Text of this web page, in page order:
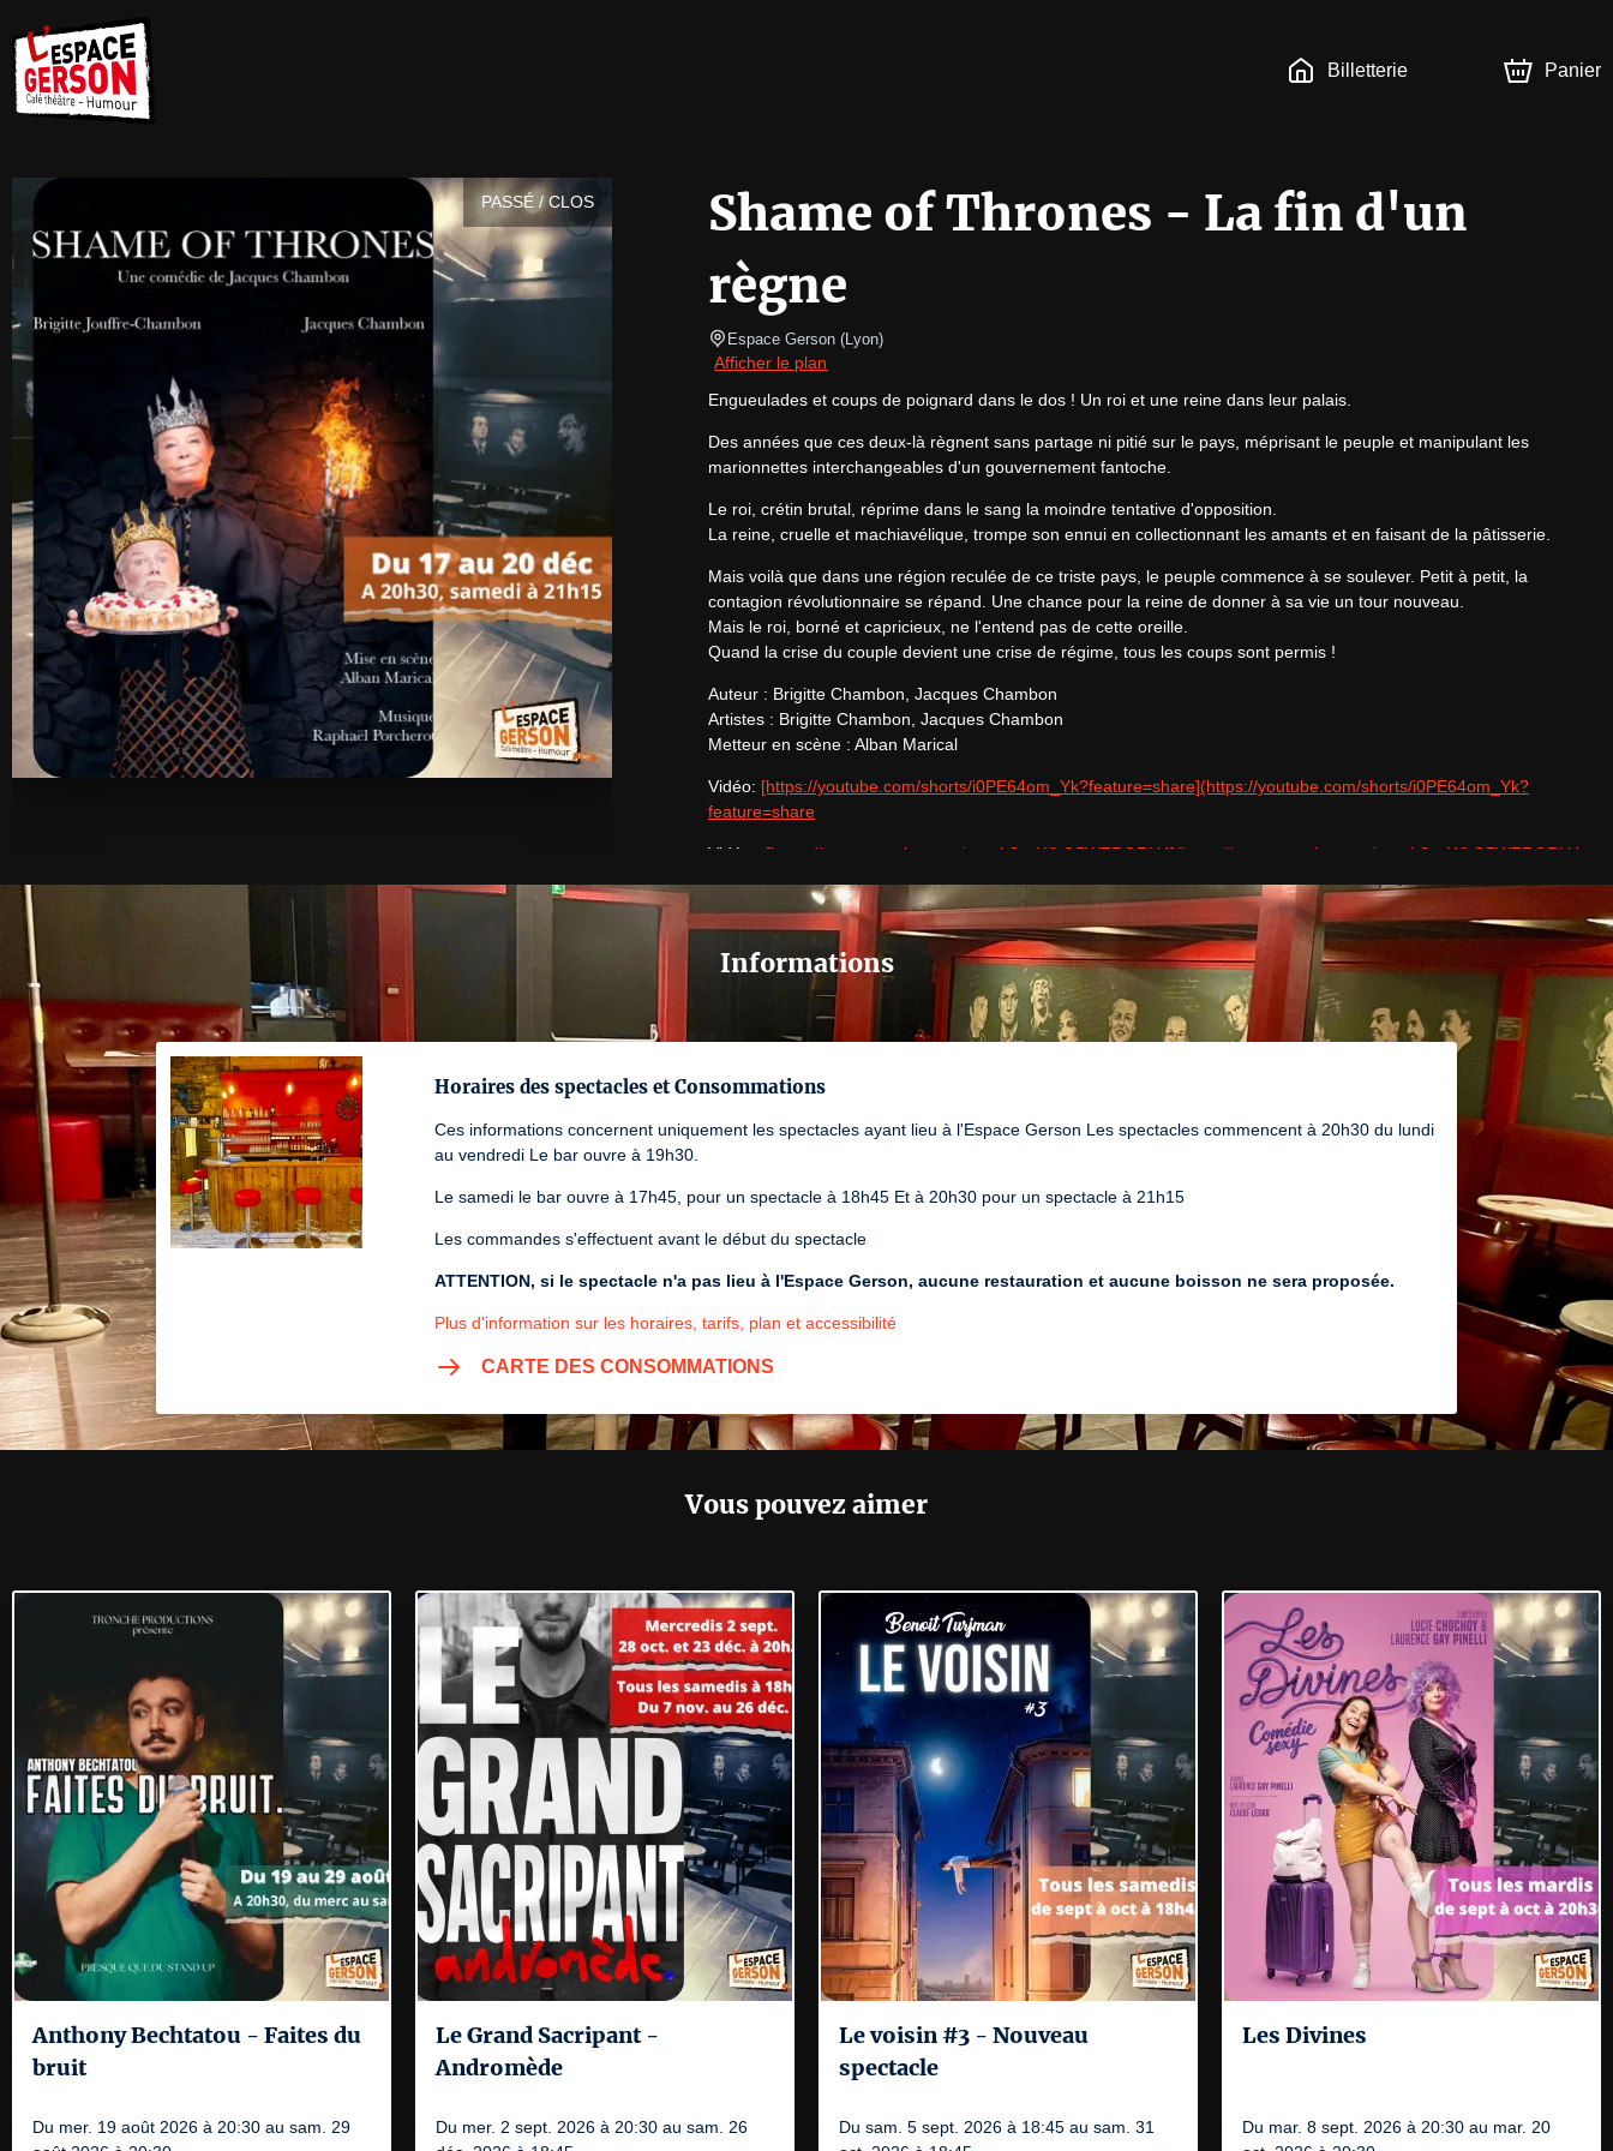
Billetterie Panier
PASSÉ / CLOS
Shame of Thrones - La fin d'un
règne
Espace Gerson (Lyon)
Afficher le plan
Engueulades et coups de poignard dans le dos ! Un roi et une reine dans leur palais.
Des années que ces deux-là règnent sans partage ni pitié sur le pays, méprisant le peuple et manipulant les
marionnettes interchangeables d'un gouvernement fantoche.
Le roi, crétin brutal, réprime dans le sang la moindre tentative d'opposition.
La reine, cruelle et machiavélique, trompe son ennui en collectionnant les amants et en faisant de la pâtisserie.
Mais voilà que dans une région reculée de ce triste pays, le peuple commence à se soulever. Petit à petit, la
contagion révolutionnaire se répand. Une chance pour la reine de donner à sa vie un tour nouveau.
Mais le roi, borné et capricieux, ne l'entend pas de cette oreille.
Quand la crise du couple devient une crise de régime, tous les coups sont permis !
Auteur : Brigitte Chambon, Jacques Chambon
Artistes : Brigitte Chambon, Jacques Chambon
Metteur en scène : Alban Marical
Vidéo: [https://youtube.com/shorts/i0PE64om_Yk?feature=share](https://youtube.com/shorts/i0PE64om_Yk?
feature=share
Vidéo : [https://www.youtube.com/watch?v=WhO5WZRORU4](https://www.youtube.com/watch?v=WhO5WZRORU4
Numéro de licence : PLATESV-R-2022-008731 / 008732 / 008733
Vous pouvez aimer
Anthony Bechtatou - Faites du
bruit
Du mer. 19 août 2026 à 20:30 au sam. 29
Le Grand Sacripant -
Andromède
Du mer. 2 sept. 2026 à 20:30 au sam. 26
Le voisin #3 - Nouveau
spectacle
Du sam. 5 sept. 2026 à 18:45 au sam. 31
Les Divines
Du mar. 8 sept. 2026 à 20:30 au mar. 20
Informations
Horaires des spectacles et Consommations
Ces informations concernent uniquement les spectacles ayant lieu à l'Espace Gerson Les spectacles commencent à 20h30 du lundi
au vendredi Le bar ouvre à 19h30.
Le samedi le bar ouvre à 17h45, pour un spectacle à 18h45 Et à 20h30 pour un spectacle à 21h15
Les commandes s'effectuent avant le début du spectacle
ATTENTION, si le spectacle n'a pas lieu à l'Espace Gerson, aucune restauration et aucune boisson ne sera proposée.
Plus d'information sur les horaires, tarifs, plan et accessibilité
CARTE DES CONSOMMATIONS